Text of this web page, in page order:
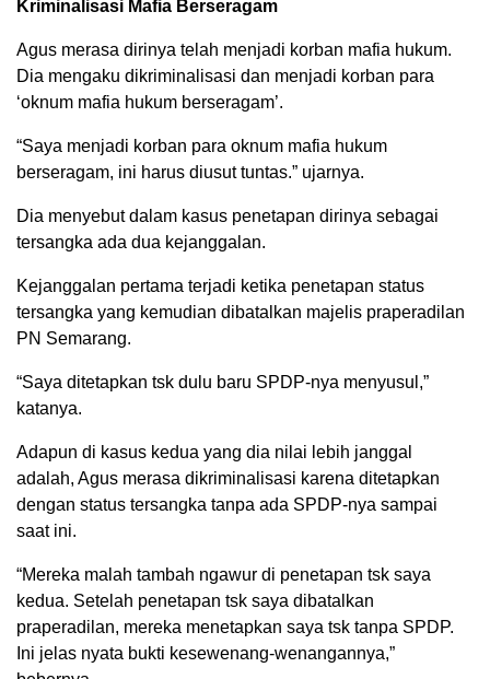
Kriminalisasi Mafia Berseragam
Agus merasa dirinya telah menjadi korban mafia hukum.
Dia mengaku dikriminalisasi dan menjadi korban para
‘oknum mafia hukum berseragam’.
“Saya menjadi korban para oknum mafia hukum
berseragam, ini harus diusut tuntas.” ujarnya.
Dia menyebut dalam kasus penetapan dirinya sebagai
tersangka ada dua kejanggalan.
Kejanggalan pertama terjadi ketika penetapan status
tersangka yang kemudian dibatalkan majelis praperadilan
PN Semarang.
“Saya ditetapkan tsk dulu baru SPDP-nya menyusul,”
katanya.
Adapun di kasus kedua yang dia nilai lebih janggal
adalah, Agus merasa dikriminalisasi karena ditetapkan
dengan status tersangka tanpa ada SPDP-nya sampai
saat ini.
“Mereka malah tambah ngawur di penetapan tsk saya
kedua. Setelah penetapan tsk saya dibatalkan
praperadilan, mereka menetapkan saya tsk tanpa SPDP.
Ini jelas nyata bukti kesewenang-wenangannya,”